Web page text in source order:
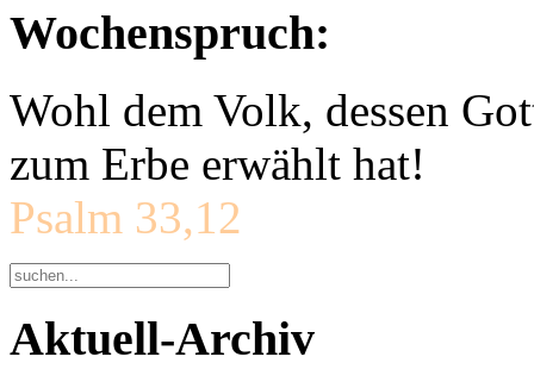
Wochenspruch:
Wohl dem Volk, dessen
zum Erbe erwählt hat!
Psalm 33,12
Aktuell-Archiv